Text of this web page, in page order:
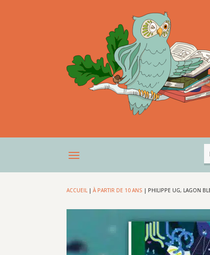
ACCUEIL |À PARTIR DE 10 ANS | PHILIPPE UG, LAGON